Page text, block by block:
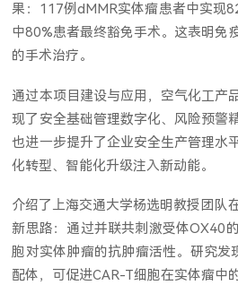
果：117例dMMR实体瘤患者中实现
中80%患者最终豁免手术。这表明免
的手术治疗。
通过本项目建设与应用，空气化工产
现了安全基础管理数字化、风险预警
也进一步提升了企业安全生产管理水
化转型、智能化升级注入新动能。
介绍了上海交通大学杨选明教授团队
新思路：通过并联共刺激受体OX40
胞对实体肿瘤的抗肿瘤活性。研究发
配体，可促进CAR-T细胞在实体瘤中